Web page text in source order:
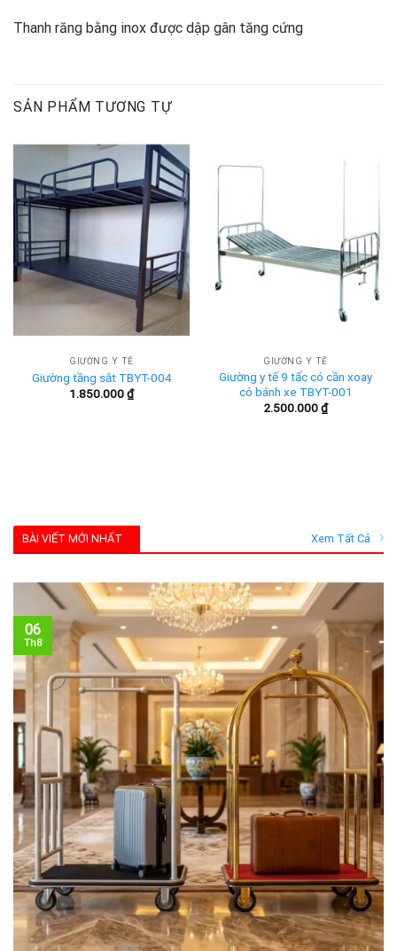
Thanh răng bằng inox được dập gân tăng cứng
SẢN PHẨM TƯƠNG TỰ
GIƯỜNG Y TẾ
Giường tầng sắt TBYT-004
1.850.000₫
GIƯỜNG Y TẾ
Giường y tế 9 tấc có cần xoay
có bánh xe TBYT-001
2.500.000₫
BÀI VIẾT MỚI NHẤT Xem Tất Cả
06
Th8